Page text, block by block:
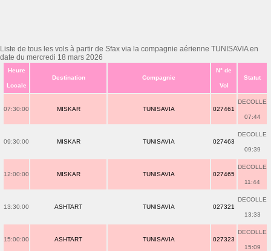
Liste de tous les vols à partir de Sfax via la compagnie aérienne TUNISAVIA en
date du mercredi 18 mars 2026
Heure
Locale
Destination Compagnie
N° de
Vol
Statut
07:30:00 MISKAR TUNISAVIA 027461
DECOLLE
07:44
09:30:00 MISKAR TUNISAVIA 027463
DECOLLE
09:39
12:00:00 MISKAR TUNISAVIA 027465
DECOLLE
11:44
13:30:00 ASHTART TUNISAVIA 027321
DECOLLE
13:33
15:00:00 ASHTART TUNISAVIA 027323
DECOLLE
15:09